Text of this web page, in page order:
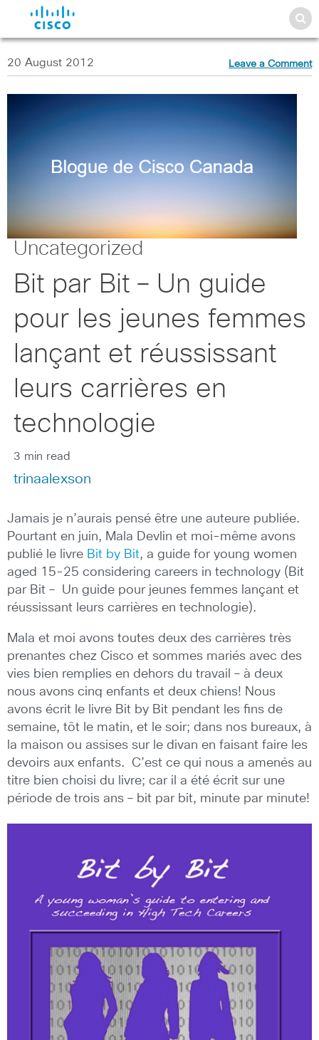
20 August 2012 Leave a Comment
Uncategorized
Bit par Bit – Un guide
pour les jeunes femmes
lançant et réussissant
leurs carrières en
technologie
3 min read
trinaalexson
Jamais je n’aurais pensé être une auteure publiée.
Pourtant en juin, Mala Devlin et moi-même avons
publié le livre Bit by Bit, a guide for young women
aged 15-25 considering careers in technology (Bit
par Bit – Un guide pour jeunes femmes lançant et
réussissant leurs carrières en technologie).
Mala et moi avons toutes deux des carrières très
prenantes chez Cisco et sommes mariés avec des
vies bien remplies en dehors du travail – à deux
nous avons cinq enfants et deux chiens! Nous
avons écrit le livre Bit by Bit pendant les fins de
semaine, tôt le matin, et le soir; dans nos bureaux, à
la maison ou assises sur le divan en faisant faire les
devoirs aux enfants. C’est ce qui nous a amenés au
titre bien choisi du livre; car il a été écrit sur une
période de trois ans – bit par bit, minute par minute!